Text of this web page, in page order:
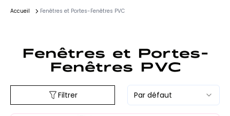
Accueil Fenêtres et Portes-Fenêtres PVC
Fenêtres et Portes-
Fenêtres PVC
Filtrer Par défaut